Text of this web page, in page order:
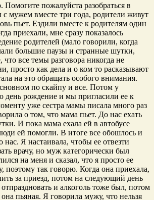
Помогите пожалуйста разобраться в
мужем вместе три года, родители живут
пьет. Ездили вместе к родителям один
приехали, мне сразу показалось
родителей (мало говорили, когда
большие паузы и странные шутки,
что все темы разговора никогда не
просто как дела и о ком то расказывают
на это обращать особого внимания.
по скайпу и все. Потом у
день рождение и мы пригласили ее к
уже сестра мамы писала много раз
о том, что мама пьет. До нас ехать
И пока мама ехала ей в автобусе
ей помогли. В итоге все обошлось и
нас. Я настаивала, чтобы ее отвезти
врачу, но муж категорически был
на меня и сказал, что я просто ее
поэтому так говорю. Когда она приехала,
за приезд, потом на следующий день
и алкоголь тоже был, потом
пьяная. Я говорила мужу, что нельзя